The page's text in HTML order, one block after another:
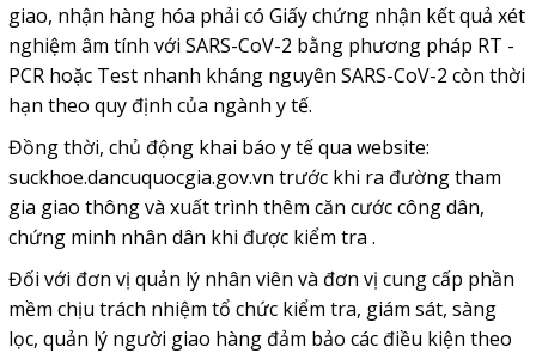
giao, nhận hàng hóa phải có Giấy chứng nhận kết quả xét
nghiệm âm tính với SARS-CoV-2 bằng phương pháp RT -
PCR hoặc Test nhanh kháng nguyên SARS-CoV-2 còn thời
hạn theo quy định của ngành y tế.
Đồng thời, chủ động khai báo y tế qua website:
suckhoe.dancuquocgia.gov.vn trước khi ra đường tham
gia giao thông và xuất trình thêm căn cước công dân,
chứng minh nhân dân khi được kiểm tra .
Đối với đơn vị quản lý nhân viên và đơn vị cung cấp phần
mềm chịu trách nhiệm tổ chức kiểm tra, giám sát, sàng
lọc, quản lý người giao hàng đảm bảo các điều kiện theo